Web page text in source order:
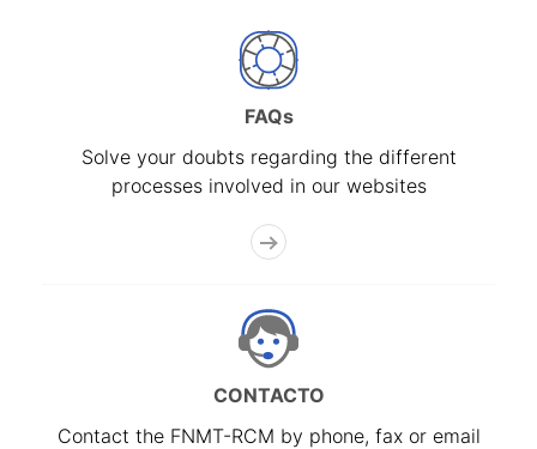
FAQs
Solve your doubts regarding the different
processes involved in our websites
CONTACTO
Contact the FNMT-RCM by phone, fax or email